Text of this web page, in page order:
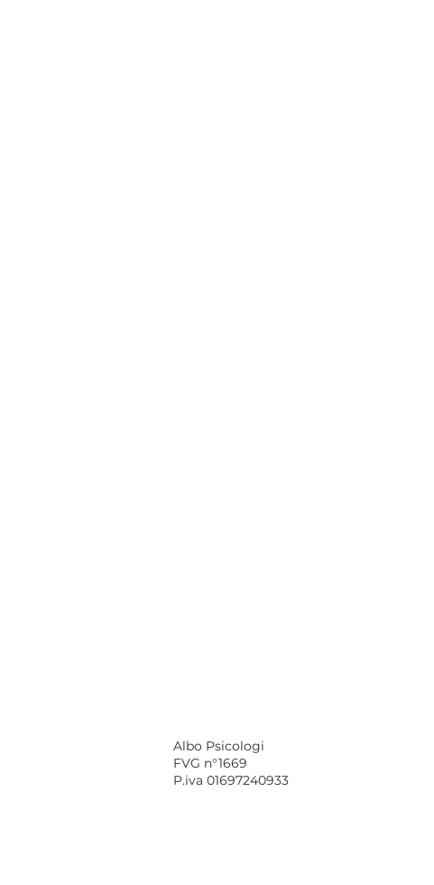
Albo Psicologi
FVG n°1669
P.iva 01697240933